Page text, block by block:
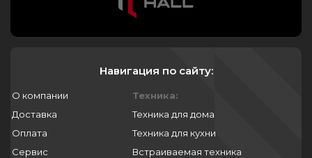
Навигация по сайту:
О компании
Доставка
Оплата
Сервис
Техника:
Техника для дома
Техника для кухни
Встраиваемая техника